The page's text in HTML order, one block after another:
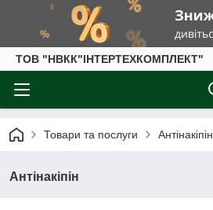
ТОВ "НВКК"ІНТЕРТЕХКОМПЛЕКТ"
Товари та послуги Антінакіпін
Антінакіпін